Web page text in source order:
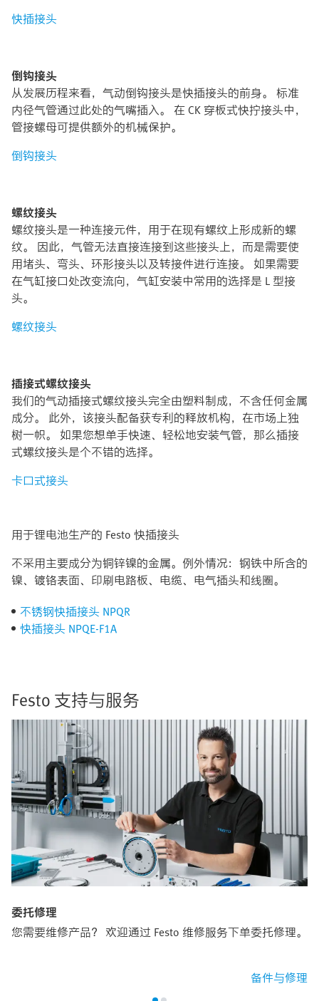
快插接头
倒钩接头
从发展历程来看，气动倒钩接头是快插接头的前身。 标准
内径气管通过此处的气嘴插入。 在 CK 穿板式快拧接头中，
管接螺母可提供额外的机械保护。
倒钩接头
螺纹接头
螺纹接头是一种连接元件，用于在现有螺纹上形成新的螺
纹。 因此，气管无法直接连接到这些接头上，而是需要使
用堵头、弯头、环形接头以及转接件进行连接。 如果需要
在气缸接口处改变流向，气缸安装中常用的选择是 L 型接
头。
螺纹接头
插接式螺纹接头
我们的气动插接式螺纹接头完全由塑料制成，不含任何金属
成分。 此外，该接头配备获专利的释放机构，在市场上独
树一帜。 如果您想单手快速、轻松地安装气管，那么插接
式螺纹接头是个不错的选择。
卡口式接头
用于锂电池生产的 Festo 快插接头
不采用主要成分为铜锌镍的金属。例外情况：钢铁中所含的
镍、镀铬表面、印刷电路板、电缆、电气插头和线圈。
不锈钢快插接头 NPQR
快插接头 NPQE-F1A
Festo 支持与服务
委托修理
您需要维修产品？ 欢迎通过 Festo 维修服务下单委托修理。
备件与修理